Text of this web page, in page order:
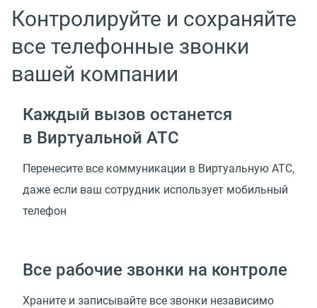
Контролируйте и сохраняйте
все телефонные звонки
вашей компании
Каждый вызов останется
в Виртуальной АТС
Перенесите все коммуникации в Виртуальную АТС,
даже если ваш сотрудник использует мобильный
телефон
Все рабочие звонки на контроле
Храните и записывайте все звонки независимо